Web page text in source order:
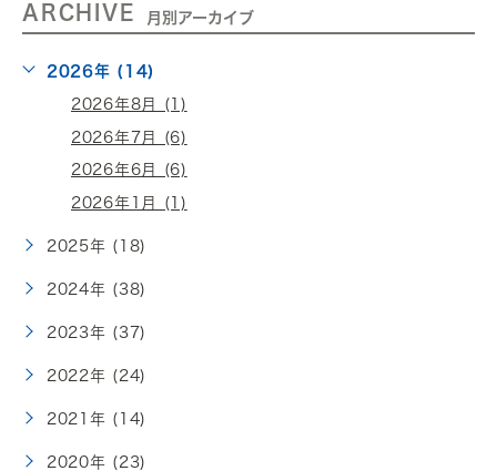
ARCHIVE 月別アーカイブ
2026年 (14)
2026年8月 (1)
2026年7月 (6)
2026年6月 (6)
2026年1月 (1)
2025年 (18)
2024年 (38)
2023年 (37)
2022年 (24)
2021年 (14)
2020年 (23)